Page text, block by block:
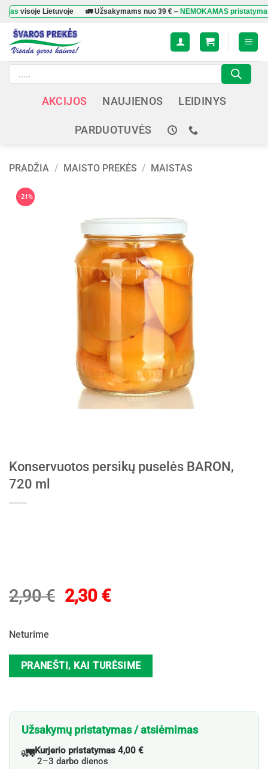
Skip
content
Lietuvoje 🚛 Užsakymams nuo39 €–NEMOKAMAS pristatymas
Products
search
AKCIJOS NAUJIENOS LEIDINYS
PARDUOTUVĖS
PRADŽIA / MAISTO PREKĖS / MAISTAS
-21%
Konservuotos persikų puselės BARON,
720 ml
2,90€ Original
2,30 €Current
Neturime
PRANEŠTI, KAI TURĖSIME
Užsakymų pristatymas / atsiėmimas
🚛Kurjerio pristatymas 4,00 €
2–3 darbo dienos